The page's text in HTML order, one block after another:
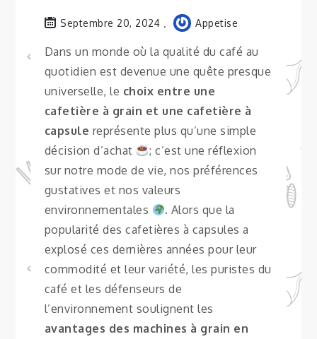
Septembre 20, 2024 Appetise
Dans un monde où la qualité du café au
quotidien est devenue une quête presque
universelle, le choix entre une
cafetière à grain et une cafetière à
capsule représente plus qu’une simple
décision d’achat
; c’est une réflexion
sur notre mode de vie, nos préférences
gustatives et nos valeurs
environnementales
. Alors que la
popularité des cafetières à capsules a
explosé ces dernières années pour leur
commodité et leur variété, les puristes du
café et les défenseurs de
l’environnement soulignent les
avantages des machines à grain en